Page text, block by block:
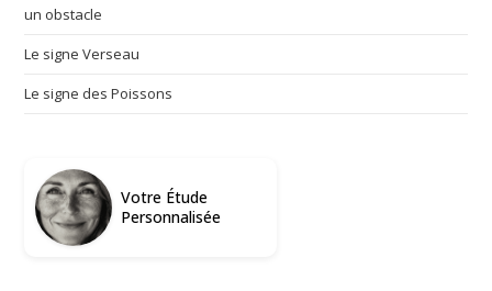
un obstacle
Le signe Verseau
Le signe des Poissons
Votre Étude
Personnalisée